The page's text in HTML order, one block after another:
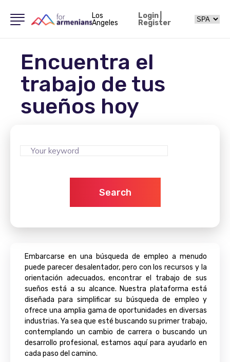
Los
Angeles
Login|
Register
Encuentra el
trabajo de tus
sueños hoy
Search
Embarcarse en una búsqueda de empleo a menudo
puede parecer desalentador, pero con los recursos y la
orientación adecuados, encontrar el trabajo de sus
sueños está a su alcance. Nuestra plataforma está
diseñada para simplificar su búsqueda de empleo y
ofrece una amplia gama de oportunidades en diversas
industrias. Ya sea que esté buscando su primer trabajo,
contemplando un cambio de carrera o buscando un
desarrollo profesional, estamos aquí para ayudarlo en
cada paso del camino.